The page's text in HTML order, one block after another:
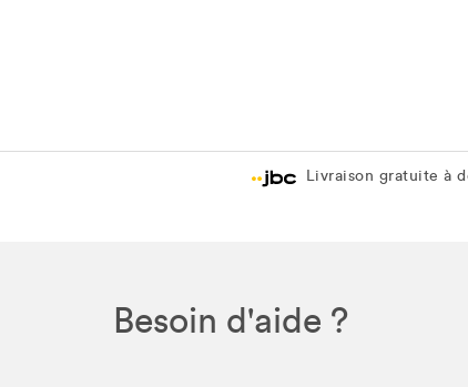
Livraison gratuite à
Besoin d'aide ?